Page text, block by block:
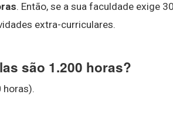
. Então, se a sua faculdade exige
extra-curriculares.
são 1.200 horas?
horas).